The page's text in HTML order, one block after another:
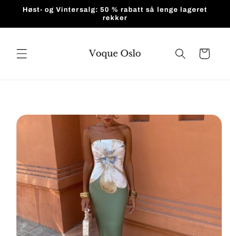
Høst- og Vintersalg: 50 % rabatt så lenge lageret
rekker
Handlekurv